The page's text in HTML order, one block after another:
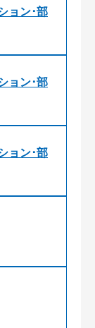
ョン･部
ョン･部
ョン･部